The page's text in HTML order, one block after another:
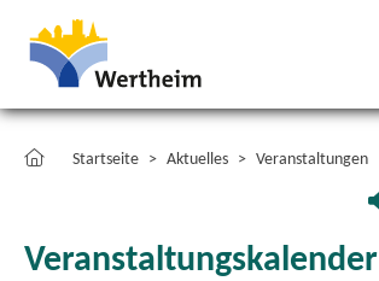
Startseite Aktuelles Veranstaltungen
Veranstaltungskalender